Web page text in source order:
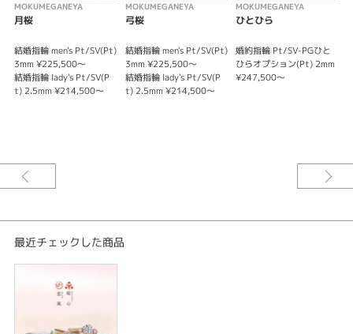
※センターダイヤの価格は含まれません。
※価格は税込み価格となります。
※オプションにより価格は変動します。
MOKUMEGANEYA
月桜
結婚指輪 men's Pt/SV(Pt)
3mm ¥225,500～
結婚指輪 lady's Pt/SV(P
t) 2.5mm ¥214,500～
MOKUMEGANEYA
弓桜
結婚指輪 men's Pt/SV(Pt)
3mm ¥225,500～
結婚指輪 lady's Pt/SV(P
t) 2.5mm ¥214,500～
MOKUMEGANEYA
ひとひら
婚約指輪 Pt/SV-PGひと
ひらオプション(Pt) 2mm
¥247,500～
最近チェックした商品